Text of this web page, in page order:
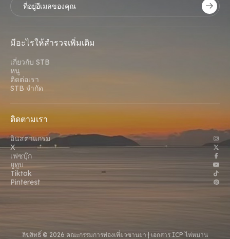
มีอะไรให้สํารวจเพิ่มเติม
เกี่ยวกับ STB
หนู
ติดต่อเรา
STB จํากัด
ติดตามเรา
อินสตาแกรม
X
เฟซบุ๊ก
ยูทูบ
Tiktok
Pinterest
ลิขสิทธิ์ © 2026 คณะกรรมการท่องเที่ยวซานยา | เอกสาร ICP ไห่หนาน